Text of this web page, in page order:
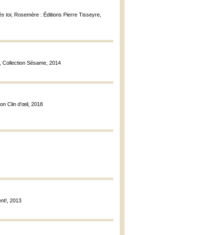
toi, Rosemère : Éditions Pierre Tisseyre,
Sésame, 2014
Clin d’œil, 2018
2013